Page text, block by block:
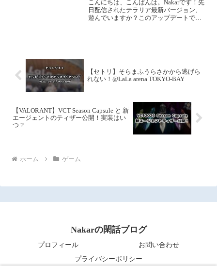
こんにちは、こんばんは。Nakarです！先
日配信されたテラリア最新バージョン、
遊んでいますか？このアップデートでさ
【セトリ】そらまふうらさかから逃げら
れない！@LaLa arena TOKYO-BAY
【VALORANT】VCT Season Capsule と 新
エージェントのティザー公開！実装はい
つ？
ホーム ゲーム
Nakarの閑話ブログ
プロフィール
お問い合わせ
プライバシーポリシー